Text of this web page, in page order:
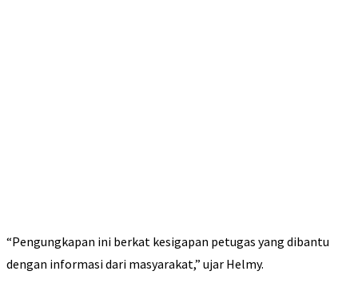
“Pengungkapan ini berkat kesigapan petugas yang dibantu
dengan informasi dari masyarakat,” ujar Helmy.